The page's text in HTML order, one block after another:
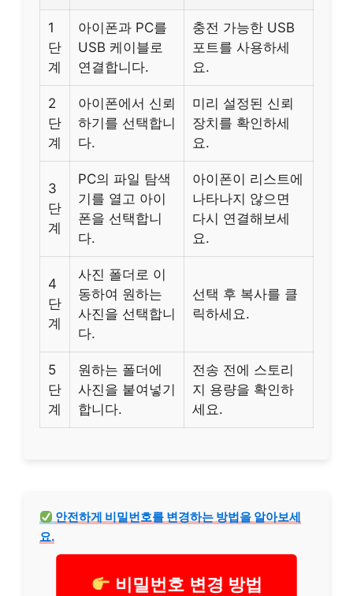
1
단
계
아이폰과 PC를
USB 케이블로
연결합니다.
충전 가능한 USB
포트를 사용하세
요.
2
단
계
아이폰에서 신뢰
하기를 선택합니
다.
미리 설정된 신뢰
장치를 확인하세
요.
3
단
계
PC의 파일 탐색
기를 열고 아이
폰을 선택합니
다.
아이폰이 리스트에
나타나지 않으면
다시 연결해보세
요.
4
단
계
사진 폴더로 이
동하여 원하는
사진을 선택합니
다.
선택 후 복사를 클
릭하세요.
5
단
계
원하는 폴더에
사진을 붙여넣기
합니다.
전송 전에 스토리
지 용량을 확인하
세요.
안전하게 비밀번호를 변경하는 방법을 알아보세
요.
비밀번호 변경 방법